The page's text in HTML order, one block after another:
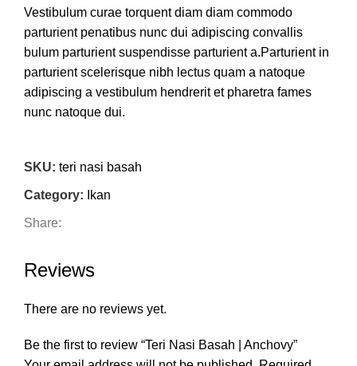
Detail Produk
Kemasan: Vacuum pack higienis
Negara Asal: Indonesia
Kondisi: Fresh Frozen (Basah Beku)
Size: 250 Gram
Vacuum: Mesin Vacuum Double Chamber
Penyimpanan: Simpan dalam suhu beku -18°C
Masa Simpan: Maksimal 3 bulan dalam freezer
Vestibulum curae torquent diam diam commodo
parturient penatibus nunc dui adipiscing convallis
bulum parturient suspendisse parturient a.Parturient in
parturient scelerisque nibh lectus quam a natoque
adipiscing a vestibulum hendrerit et pharetra fames
nunc natoque dui.
bulum parturient suspendisse.
Abitur parturient praesent lectus quam a natoque
Diam parturient dictumst parturient scelerisque nibh
a a a purus lectus faucibus lobortis tincidunt purus
SKU: teri nasi basah
Category: Ikan
Share:
Reviews
There are no reviews yet.
Be the first to review “Teri Nasi Basah | Anchovy”